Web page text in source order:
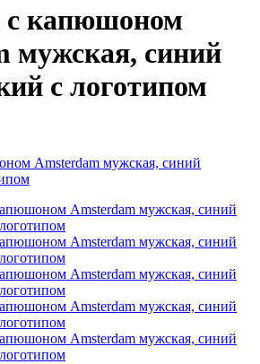
с капюшоном
мужская, синий
с логотипом